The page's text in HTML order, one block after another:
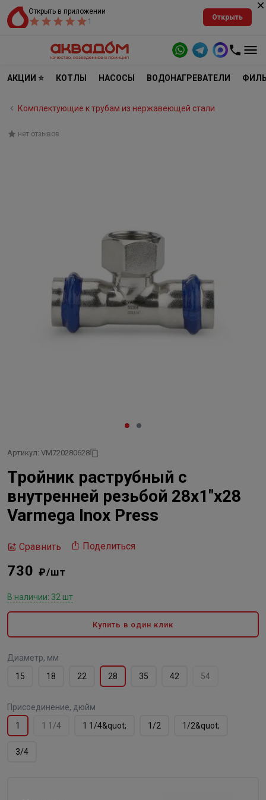
Открыть в приложении
1
Открыть
АКЦИИ ⭐ КОТЛЫ НАСОСЫ ВОДОНАГРЕВАТЕЛИ
Комплектующие к трубам из нержавеющей стали
нет отзывов
Артикул: VM720280628
Тройник раструбный с
внутренней резьбой 28x1"x28
Varmega Inox Press
Сравнить Поделиться
730 ₽/шт
В наличии: 32 шт
Купить в один клик
Диаметр, мм
15
18 22 28 35 42 54
Присоединение, дюйм
1
1 1/4 1 1/4&quot; 1/2 1/2&quot;
3/4